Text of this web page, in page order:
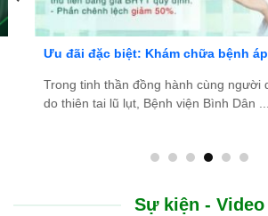
Ưu đãi đặc biệt: Khám chữa bệnh áp
Trong tinh thần đồng hành cùng người
do thiên tai lũ lụt, Bệnh viện Bình Dân ...
Sự kiện - Video